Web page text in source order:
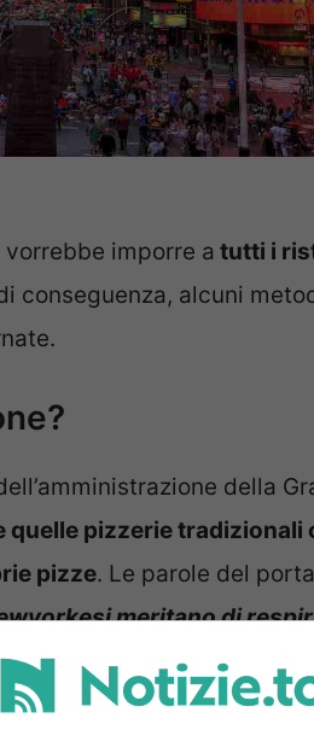
vorrebbe imporre a tutti i
conseguenza, alcuni
della
pizzerie tradizionali
pizze. Le parole del
meritano di
contributori di
”. Ha poi proseguito: “Questa